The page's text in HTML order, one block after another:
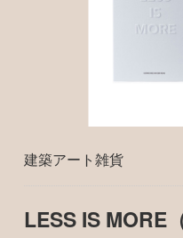
建築アート雑貨
LESS IS MORE